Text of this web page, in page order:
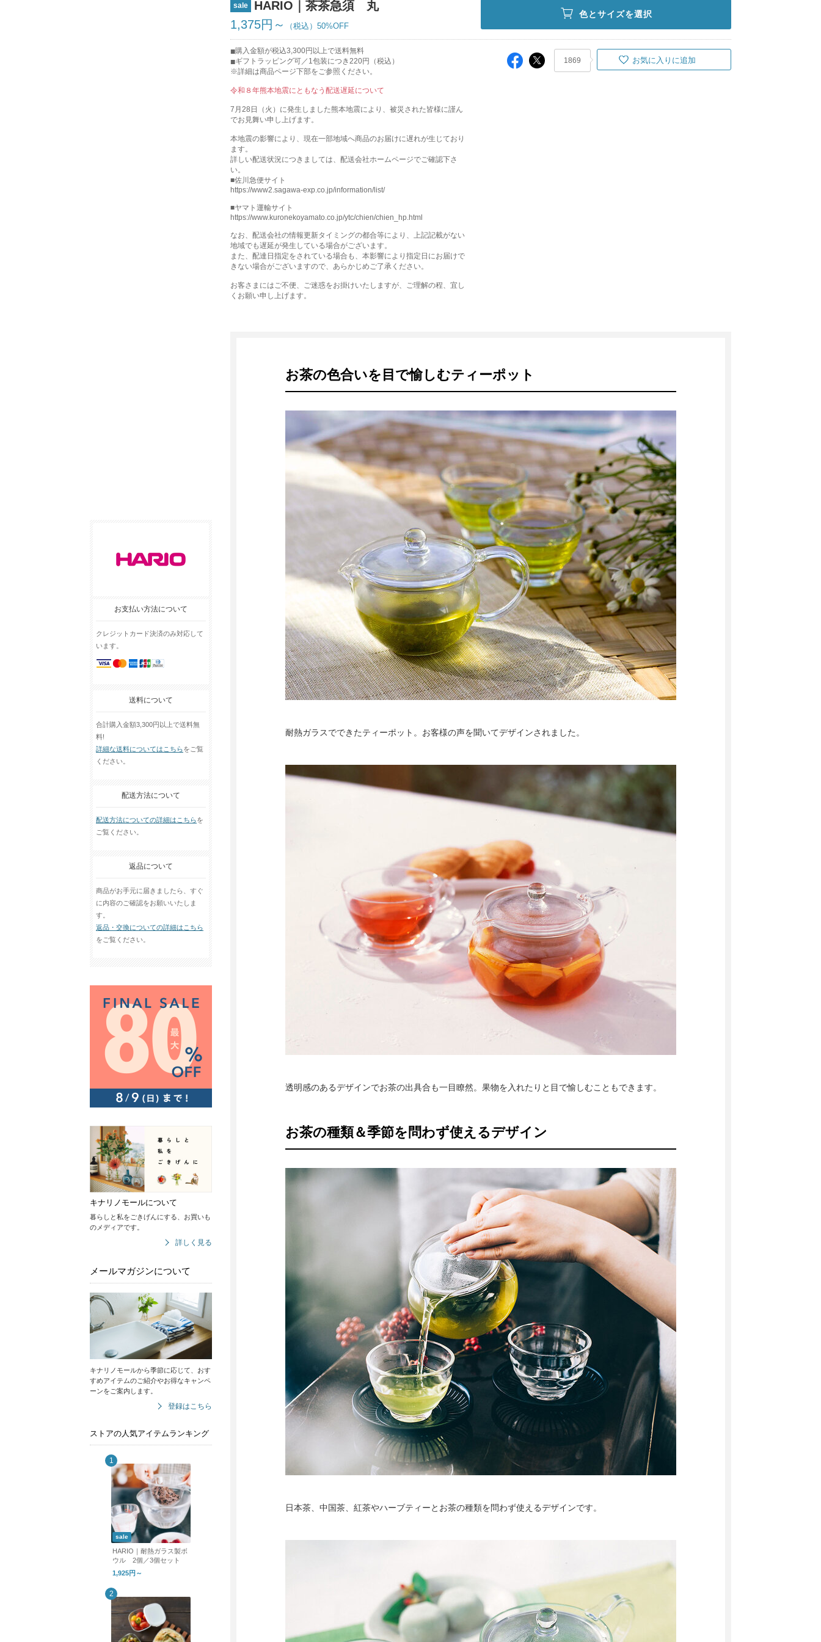
お支払い方法について
クレジットカード決済のみ対応して
います。
送料について
合計購入金額3,300円以上で送料無
料!
詳細な送料についてはこちらをご覧
ください。
配送方法について
配送方法についての詳細はこちらを
ご覧ください。
返品について
商品がお手元に届きましたら、すぐ
に内容のご確認をお願いいたしま
す。
返品・交換についての詳細はこちら
をご覧ください。
キナリノモールについて
暮らしと私をごきげんにする、お買いも
のメディアです。
詳しく見る
メールマガジンについて
キナリノモールから季節に応じて、おす
すめアイテムのご紹介やお得なキャンペ
ーンをご案内します。
登録はこちら
ストアの人気アイテムランキング
sale
HARIO｜耐熱ガラス製ボ
ウル 2個／3個セット
1,925円～
sale
HARIO｜茶茶急須 丸
1,375円～
50%OFF
色とサイズを選択
購入金額が税込3,300円以上で送料無料
ギフトラッピング可／1包装につき220円（税込）
※詳細は商品ページ下部をご参照ください。
令和８年熊本地震にともなう配送遅延について
7月28日（火）に発生しました熊本地震により、被災された皆様に謹ん
でお見舞い申し上げます。
本地震の影響により、現在一部地域へ商品のお届けに遅れが生じており
ます。
詳しい配送状況につきましては、配送会社ホームページでご確認下さ
い。
■佐川急便サイト
https://www2.sagawa-exp.co.jp/information/list/
■ヤマト運輸サイト
https://www.kuronekoyamato.co.jp/ytc/chien/chien_hp.html
なお、配送会社の情報更新タイミングの都合等により、上記記載がない
地域でも遅延が発生している場合がございます。
また、配達日指定をされている場合も、本影響により指定日にお届けで
きない場合がございますので、あらかじめご了承ください。
お客さまにはご不便、ご迷惑をお掛けいたしますが、ご理解の程、宜し
くお願い申し上げます。
1869 お気に入りに追加
お茶の色合いを目で愉しむティーポット
耐熱ガラスでできたティーポット。お客様の声を聞いてデザインされました。
透明感のあるデザインでお茶の出具合も一目瞭然。果物を入れたりと目で愉しむこともできます。
お茶の種類＆季節を問わず使えるデザイン
日本茶、中国茶、紅茶やハーブティーとお茶の種類を問わず使えるデザインです。